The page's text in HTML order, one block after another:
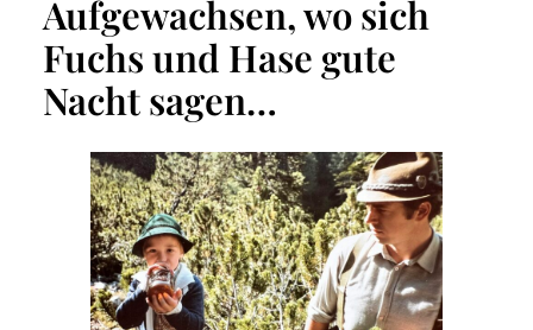
Aufgewachsen, wo sich
Fuchs und Hase gute
Nacht sagen…